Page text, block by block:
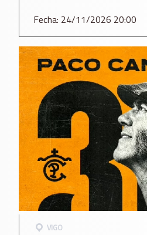
Fecha: 24/11/2026 20:00
VIGO